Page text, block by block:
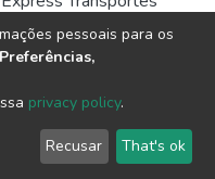
analisar a empresa de
adotadas ao longo
permanecer no
e também buscar
A empresa
e aplicando de forma
2002-2026 LYRASIS
Feedback
pessoais para os
privacy policy.
Recusar That's ok